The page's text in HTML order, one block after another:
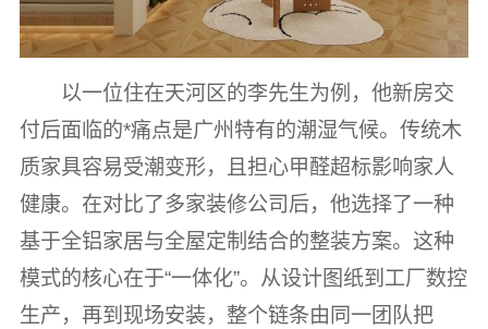
以一位住在天河区的李先生为例，他新房交
付后面临的*痛点是广州特有的潮湿气候。传统木
质家具容易受潮变形，且担心甲醛超标影响家人
健康。在对比了多家装修公司后，他选择了一种
基于全铝家居与全屋定制结合的整装方案。这种
模式的核心在于“一体化”。从设计图纸到工厂数控
生产，再到现场安装，整个链条由同一团队把